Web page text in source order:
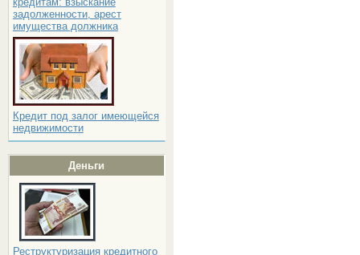
задолженности, арест
имущества должника
Кредит под залог имеющейся
недвижимости
Деньги
Реструктуризация кредитного